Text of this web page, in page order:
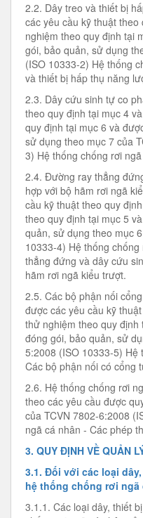
2.2. Dây treo và thiết bị
các yêu cầu kỹ thuật
nghiệm theo quy định tại
gói, bảo quản, sử dụng
(ISO 10333-2) Hệ thống
và thiết bị hấp thụ năng
2.3. Dây cứu sinh tự co
theo quy định tại mục 4
quy định tại mục 6 và
sử dụng theo mục 7 của
3) Hệ thống chống rơi
2.4. Đường ray thẳng
hợp với bộ hãm rơi ngã
cầu kỹ thuật theo quy
theo quy định tại mục 5
quản, sử dụng theo mục
10333-4) Hệ thống
thẳng đứng và dây cứu
hãm rơi ngã kiểu trượt.
2.5. Các bộ phận nối
được các yêu cầu kỹ
thử nghiệm theo quy
đóng gói, bảo quản, sử
5:2008 (ISO 10333-5) Hệ
Các bộ phận nối có cổng
2.6. Hệ thống chống rơi
theo các yêu cầu được
của TCVN 7802-6:2008
ngã cá nhân - Các phép
3. QUY ĐỊNH VỀ QUẢN
3.1. Đối với các loại
hệ thống chống rơi
3.1.1. Các loại dây, thiết